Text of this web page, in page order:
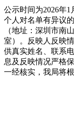
公示时间为2026年
个人对名单有异议
（地址：深圳市南
室）。反映人反映
供真实姓名、联系
息及反映情况严格
一经核实，我局将